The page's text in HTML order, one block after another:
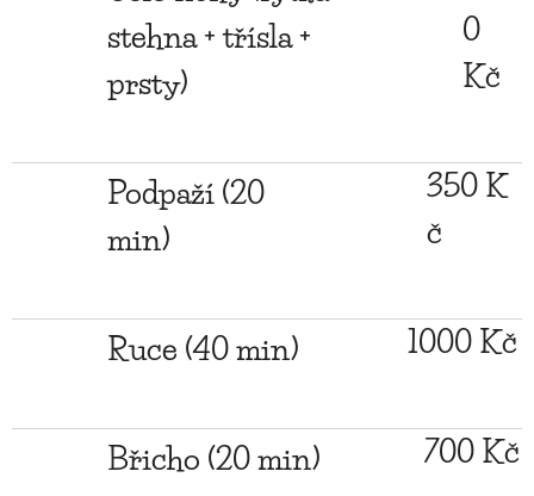
stehna + třísla +
prsty)
0
Kč
Podpaží (20
min)
350 K
č
Ruce (40 min) 1000 Kč
Břicho (20 min) 700 Kč